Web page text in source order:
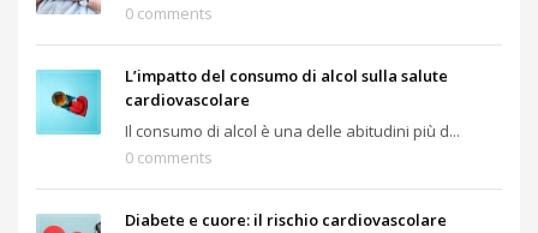
0 comments
L’impatto del consumo di alcol sulla salute
cardiovascolare
Il consumo di alcol è una delle abitudini più d...
0 comments
Diabete e cuore: il rischio cardiovascolare